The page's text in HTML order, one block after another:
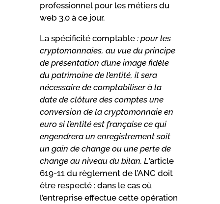
professionnel pour les métiers du
web 3.0 à ce jour.
La spécificité comptable: pour les
cryptomonnaies, au vue du principe
de présentation d’une image fidèle
du patrimoine de l’entité, il sera
nécessaire de comptabiliser à la
date de clôture des comptes une
conversion de la cryptomonnaie en
euro si l’entité est française ce qui
engendrera un enregistrement soit
un gain de change ou une perte de
change au niveau du bilan. L’article
619-11 du règlement de l’ANC doit
être respecté : dans le cas où
l’entreprise effectue cette opération